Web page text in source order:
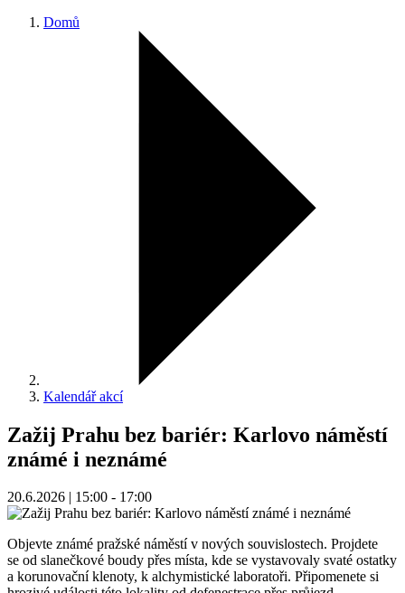
Domů
Kalendář akcí
Zažij Prahu bez bariér: Karlovo náměstí
známé i neznámé
20.6.2026 | 15:00 - 17:00
Objevte známé pražské náměstí v nových souvislostech. Projdete
se od slanečkové boudy přes místa, kde se vystavovaly svaté ostatky
a korunovační klenoty, k alchymistické laboratoři. Připomenete si